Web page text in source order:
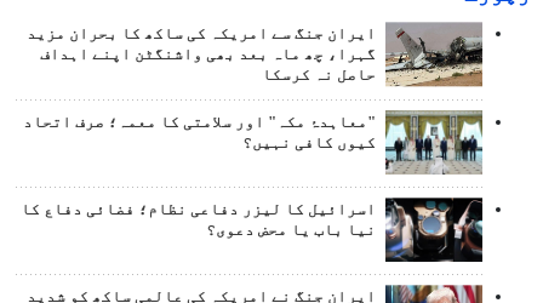
ایران جنگ سے امریکہ کی ساکھ کا بحران مزید
گہرا، چھ ماہ بعد بھی واشنگٹن اپنے اہداف
حاصل نہ کرسکا
"معاہدۂ مکہ" اور سلامتی کا معمہ؛ صرف اتحاد
کیوں کافی نہیں؟
اسرائیل کا لیزر دفاعی نظام؛ فضائی دفاع کا
نیا باب یا محض دعوی؟
ایران جنگ نے امریکہ کی عالمی ساکھ کو شدید